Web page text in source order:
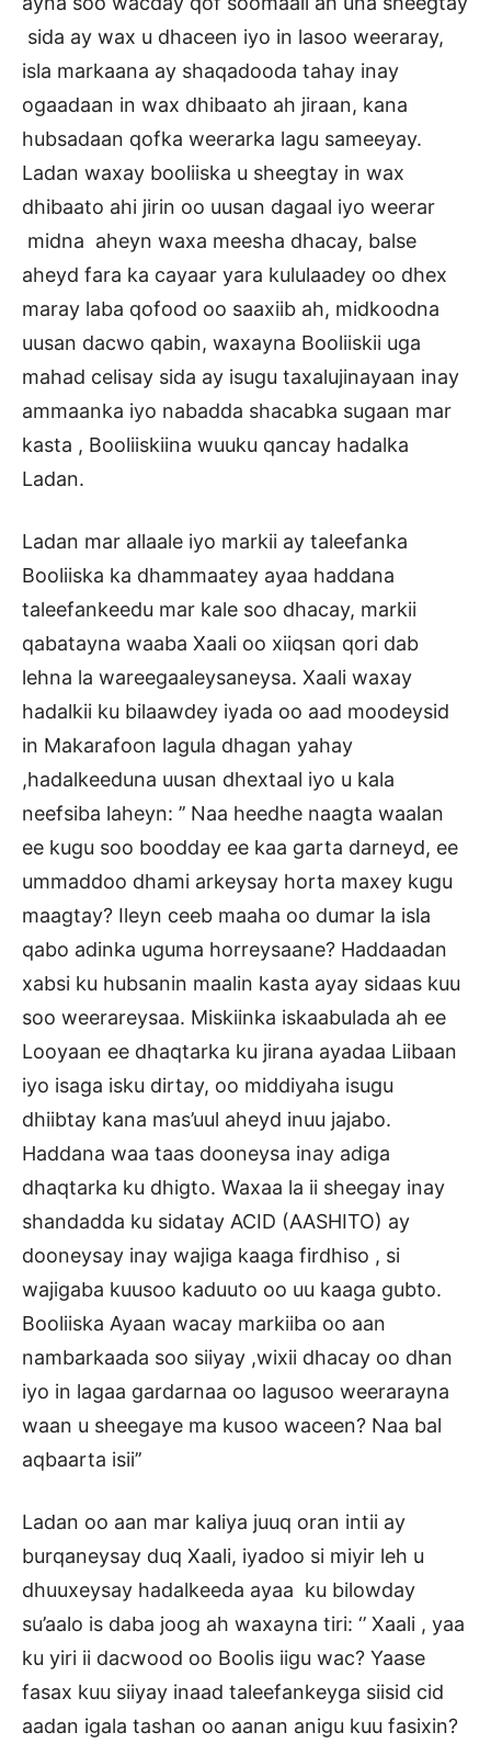
sida ay wax u dhaceen iyo in lasoo weeraray,
isla markaana ay shaqadooda tahay inay
ogaadaan in wax dhibaato ah jiraan, kana
hubsadaan qofka weerarka lagu sameeyay.
Ladan waxay booliiska u sheegtay in wax
dhibaato ahi jirin oo uusan dagaal iyo weerar
midna aheyn waxa meesha dhacay, balse
aheyd fara ka cayaar yara kululaadey oo dhex
maray laba qofood oo saaxiib ah, midkoodna
uusan dacwo qabin, waxayna Booliiskii uga
mahad celisay sida ay isugu taxalujinayaan inay
ammaanka iyo nabadda shacabka sugaan mar
kasta , Booliiskiina wuuku qancay hadalka
Ladan.
Ladan mar allaale iyo markii ay taleefanka
Booliiska ka dhammaatey ayaa haddana
taleefankeedu mar kale soo dhacay, markii
qabatayna waaba Xaali oo xiiqsan qori dab
lehna la wareegaaleysaneysa. Xaali waxay
hadalkii ku bilaawdey iyada oo aad moodeysid
in Makarafoon lagula dhagan yahay
,hadalkeeduna uusan dhextaal iyo u kala
neefsiba laheyn: ’’ Naa heedhe naagta waalan
ee kugu soo boodday ee kaa garta darneyd, ee
ummaddoo dhami arkeysay horta maxey kugu
maagtay? Ileyn ceeb maaha oo dumar la isla
qabo adinka uguma horreysaane? Haddaadan
xabsi ku hubsanin maalin kasta ayay sidaas kuu
soo weerareysaa. Miskiinka iskaabulada ah ee
Looyaan ee dhaqtarka ku jirana ayadaa Liibaan
iyo isaga isku dirtay, oo middiyaha isugu
dhiibtay kana mas’uul aheyd inuu jajabo.
Haddana waa taas dooneysa inay adiga
dhaqtarka ku dhigto. Waxaa la ii sheegay inay
shandadda ku sidatay ACID (AASHITO) ay
dooneysay inay wajiga kaaga firdhiso , si
wajigaba kuusoo kaduuto oo uu kaaga gubto.
Booliiska Ayaan wacay markiiba oo aan
nambarkaada soo siiyay ,wixii dhacay oo dhan
iyo in lagaa gardarnaa oo lagusoo weerarayna
waan u sheegaye ma kusoo waceen? Naa bal
aqbaarta isii’’
Ladan oo aan mar kaliya juuq oran intii ay
burqaneysay duq Xaali, iyadoo si miyir leh u
dhuuxeysay hadalkeeda ayaa ku bilowday
su’aalo is daba joog ah waxayna tiri: ‘’ Xaali , yaa
ku yiri ii dacwood oo Boolis iigu wac? Yaase
fasax kuu siiyay inaad taleefankeyga siisid cid
aadan igala tashan oo aanan anigu kuu fasixin?